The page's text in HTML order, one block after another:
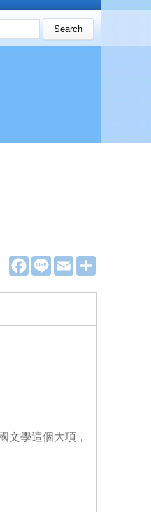
F
a
e
o
L
e
E
m
i
文學這個大項，